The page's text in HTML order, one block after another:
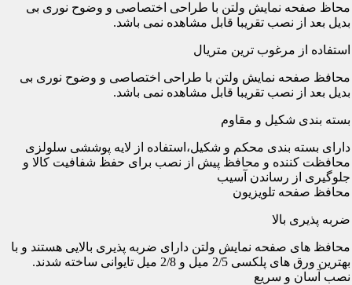
محاظ صفحه نمایش ولتن با طراحی اختصاصی و وضوح نوری بی
بدیل بعد از نصب تقریبا قابل مشاهده نمی باشد.
استفاده از مرغوب ترین متریال
محافظ صفحه نمایش ولتن با طراحی اختصاصی و وضوح نوری بی
بدیل بعد از نصب تقریبا قابل مشاهده نمی باشد.
بسته بندی شکیل و مقاوم
دارای بسته بندی محکم و شکیل،استفاده از لایه پوششی سلولزی
محافظت کننده و محافظ پیش از نصب برای حفظ شفافیت کالا و
جلوگیری از رساندن آسیب
محافظ صفحه تلویزیون
ضربه پذیری بالا
محافظ های صفحه نمایش ولتن دارای ضربه پذیری بالایی هستند و با
بهترین ورق های پلکسی 2/5 میل و 2/8 میل تایوانی ساخته شدند.
نصب آسان و سریع